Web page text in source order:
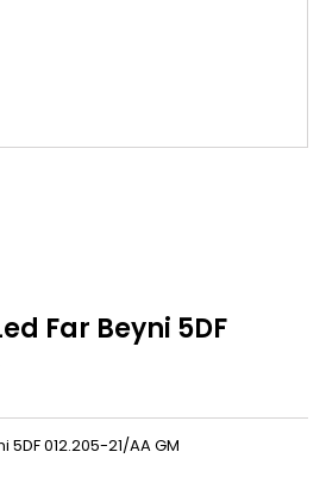
Far Beyni 5DF
5DF 012.205-21/AA GM